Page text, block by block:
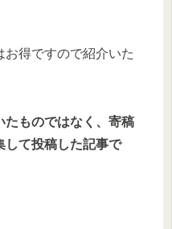
得ですので紹介いた
ものではなく、寄稿
して投稿した記事で